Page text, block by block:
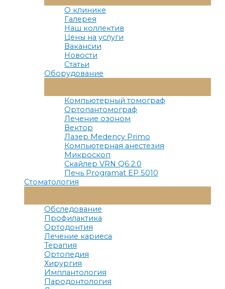
Меню
О клинике
Галерея
Наш коллектив
Цены на услуги
Вакансии
Новости
Статьи
Оборудование
Меню
Компьютерный томограф
Ортопантомограф
Лечение озоном
Вектор
Лазер Medency Primo
Компьютерная анестезия
Микроскоп
Скайлер VRN Q6 2.0
Печь Programat EP 5010
Стоматология
Меню
Обследование
Профилактика
Ортодонтия
Лечение кариеса
Терапия
Ортопедия
Хирургия
Имплантология
Пародонтология